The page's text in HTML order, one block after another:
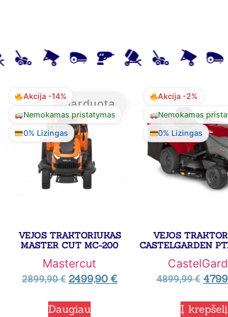
Akcija -14%
Nemokamas pristatymas
0% Lizingas
Išparduota
VEJOS TRAKTORIUKAS
MASTER CUT MC-200
Mastercut
2899,90€ 2499,90€
Daugiau
Akcija -2%
Nemokamas
0% Lizingas
VEJOS
CASTELGARDEN
4899,99€
Į krepšelį